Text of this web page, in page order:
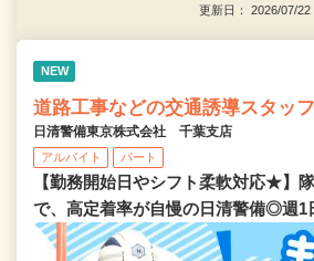
更新日： 2026/07/
NEW
道路工事などの交通誘導スタッフ
日清警備東京株式会社 千葉支店
アルバイト パート
【勤務開始日やシフト柔軟対応★】
で、高定着率が自慢の日清警備◎週1